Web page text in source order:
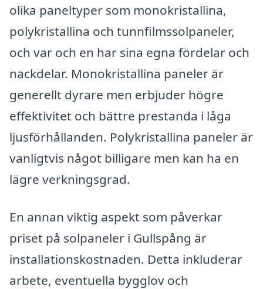
olika paneltyper som monokristallina,
polykristallina och tunnfilmssolpaneler,
och var och en har sina egna fördelar och
nackdelar. Monokristallina paneler är
generellt dyrare men erbjuder högre
effektivitet och bättre prestanda i låga
ljusförhållanden. Polykristallina paneler är
vanligtvis något billigare men kan ha en
lägre verkningsgrad.
En annan viktig aspekt som påverkar
priset på solpaneler i Gullspång är
installationskostnaden. Detta inkluderar
arbete, eventuella bygglov och